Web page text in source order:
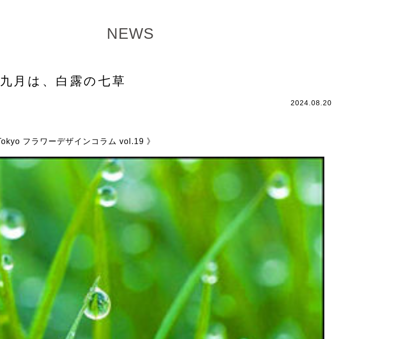
NEWS
月は、白露の七草
2024.08.20
フラワーデザインコラム vol.19 》